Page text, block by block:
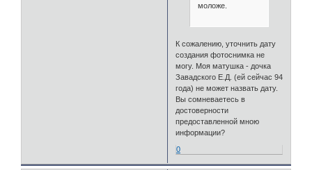
моложе.
К сожалению, уточнить дату
создания фотоснимка не
могу. Моя матушка - дочка
Завадского Е.Д. (ей сейчас 94
года) не может назвать дату.
Вы сомневаетесь в
достоверности
предоставленной мною
информации?
0